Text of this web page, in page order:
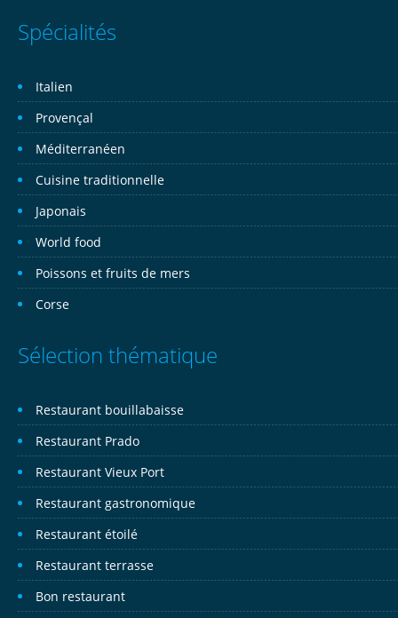
Spécialités
Italien
Provençal
Méditerranéen
Cuisine traditionnelle
Japonais
World food
Poissons et fruits de mers
Corse
Sélection thématique
Restaurant bouillabaisse
Restaurant Prado
Restaurant Vieux Port
Restaurant gastronomique
Restaurant étoilé
Restaurant terrasse
Bon restaurant